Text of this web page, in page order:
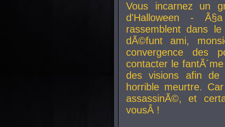
Vous incarnez un
d'Halloween -
rassemblent dans
dÃ©funt ami,
convergence des
contacter le
des visions afin
horrible meurtre.
assassinÃ©, et
vousÂ !